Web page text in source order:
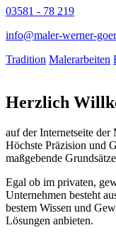
03581 - 78 219
info@maler-werner-
Tradition Malerarbeiten
Herzlich W
auf der Internetseite
Höchste Präzision und
maßgebende
Egal ob im privaten,
Unternehmen besteht
bestem Wissen und
Lösungen anbieten.